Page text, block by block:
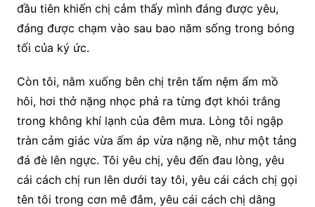
đầu tiên khiến chị cảm thấy mình đáng được yêu,
đáng được chạm vào sau bao năm sống trong bóng
tối của ký ức.
Còn tôi, nằm xuống bên chị trên tấm nệm ẩm mồ
hôi, hơi thở nặng nhọc phả ra từng đợt khói trắng
trong không khí lạnh của đêm mưa. Lòng tôi ngập
tràn cảm giác vừa ấm áp vừa nặng nề, như một tảng
đá đè lên ngực. Tôi yêu chị, yêu đến đau lòng, yêu
cái cách chị run lên dưới tay tôi, yêu cái cách chị gọi
tên tôi trong cơn mê đắm, yêu cái cách chị dâng